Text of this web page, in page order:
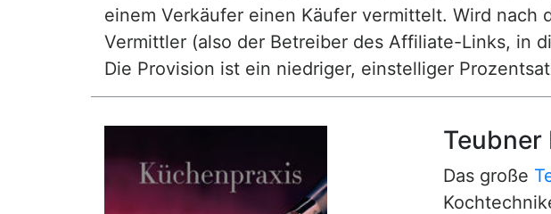
einem Verkäufer einen Käufer vermittelt. Wird
Vermittler (also der Betreiber des Affiliate-Links, in
Die Provision ist ein niedriger, einstelliger
Teubner
Das große